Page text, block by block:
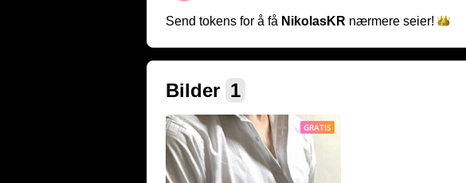
Send tokens for å få NikolasKR nærmere seier!
Bilder 1
GRATIS